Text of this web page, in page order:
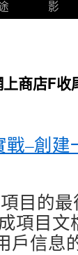
影
商店F收
戰–創
目的
項目文
信息